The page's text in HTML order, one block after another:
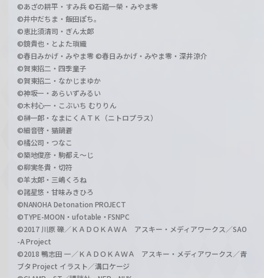
©あざの耕平・すみ兵 ©石踏一榮・みやま零
©井中だちま・飯田ぽち。
©恵比須清司・ぎん太郎
©鏡貴也・とよた瑣織
©春日みかげ・みやま零 ©春日みかげ・みやま零・深井涼介
©賀東招二・四季童子
©賀東招二・なかじまゆか
©神坂一・あらいずみるい
©木村心一・こぶいち むりりん
©榊一郎・なまにくＡＴＫ（ニトロプラス）
©細音啓・猫鍋蒼
©橘公司・つなこ
©築地俊彦・駒都え～じ
©柳実冬貴・切符
©羊太郎・三嶋くろね
©諸星悠・甘味みきひろ
©NANOHA Detonation PROJECT
©TYPE-MOON・ufotable・FSNPC
©2017 川原 礫／ＫＡＤＯＫＡＷＡ アスキー・メディアワークス／SAO
-A Project
©2018 鴨志田 一／ＫＡＤＯＫＡＷＡ アスキー・メディアワークス／青
ブタ Project イラスト／溝口ケージ